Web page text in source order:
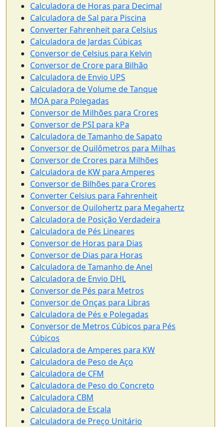
Calculadora de Horas para Decimal
Calculadora de Sal para Piscina
Converter Fahrenheit para Celsius
Calculadora de Jardas Cúbicas
Conversor de Celsius para Kelvin
Conversor de Crore para Bilhão
Calculadora de Envio UPS
Calculadora de Volume de Tanque
MOA para Polegadas
Conversor de Milhões para Crores
Conversor de PSI para kPa
Calculadora de Tamanho de Sapato
Conversor de Quilômetros para Milhas
Conversor de Crores para Milhões
Calculadora de KW para Amperes
Conversor de Bilhões para Crores
Converter Celsius para Fahrenheit
Conversor de Quilohertz para Megahertz
Calculadora de Posição Verdadeira
Calculadora de Pés Lineares
Conversor de Horas para Dias
Conversor de Dias para Horas
Calculadora de Tamanho de Anel
Calculadora de Envio DHL
Conversor de Pés para Metros
Conversor de Onças para Libras
Calculadora de Pés e Polegadas
Conversor de Metros Cúbicos para Pés
Cúbicos
Calculadora de Amperes para KW
Calculadora de Peso de Aço
Calculadora de CFM
Calculadora de Peso do Concreto
Calculadora CBM
Calculadora de Escala
Calculadora de Preço Unitário